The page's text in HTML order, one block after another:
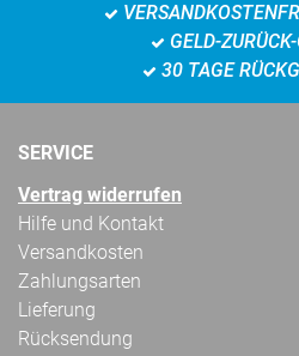
GELD-
30 TAGE
SERVICE
Vertrag widerrufen
Hilfe und Kontakt
Versandkosten
Zahlungsarten
Lieferung
Rücksendung